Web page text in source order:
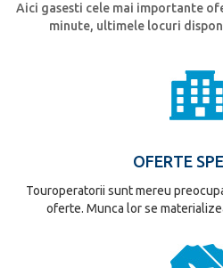
Aici gasesti cele mai importante
minute, ultimele locuri
OFERTE
Touroperatorii sunt mereu
oferte. Munca lor se